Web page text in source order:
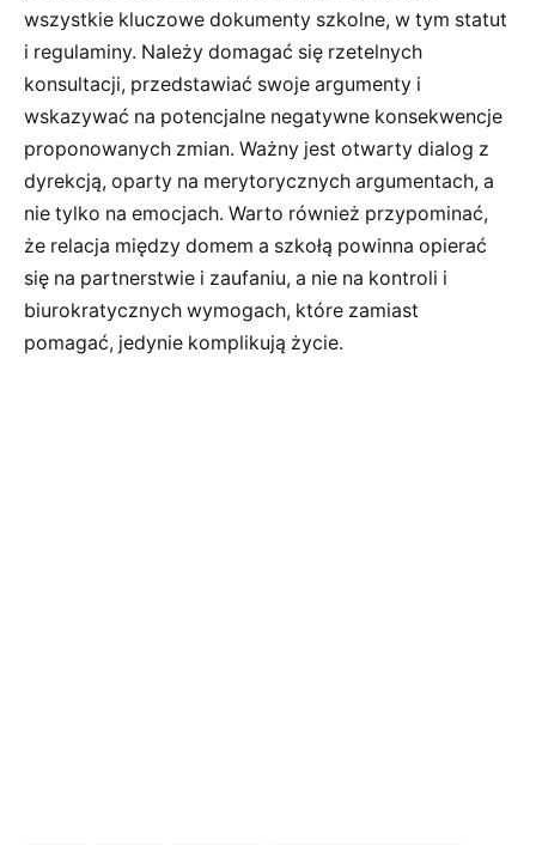
wszystkie kluczowe dokumenty szkolne, w tym statut
i regulaminy. Należy domagać się rzetelnych
konsultacji, przedstawiać swoje argumenty i
wskazywać na potencjalne negatywne konsekwencje
proponowanych zmian. Ważny jest otwarty dialog z
dyrekcją, oparty na merytorycznych argumentach, a
nie tylko na emocjach. Warto również przypominać,
że relacja między domem a szkołą powinna opierać
się na partnerstwie i zaufaniu, a nie na kontroli i
biurokratycznych wymogach, które zamiast
pomagać, jedynie komplikują życie.